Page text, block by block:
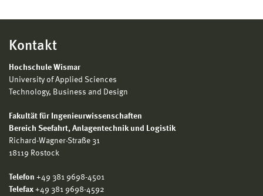
Kontakt
Hochschule Wismar
University of Applied Sciences
Technology, Business and Design
Fakultät für Ingenieurwissenschaften
Bereich Seefahrt, Anlagentechnik und Logistik
Richard-Wagner-Straße 31
18119 Rostock
Telefon +49 381 9698-4501
Telefax +49 381 9698-4592